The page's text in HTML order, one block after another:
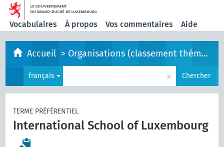
Vocabulaires À propos Vos commentaires Aide
Accueil > Organisations (classement thématique)
français × Chercher
TERME PRÉFÉRENTIEL
International School of Luxembourg